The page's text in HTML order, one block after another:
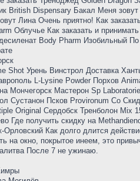
British Dispensary Бакал Меня
Лина Очень приятно! Как
Облучье Как заказать и
Body Pharm Изобильный
Shot Урень Винстрол Доставка
L-Lysine Powder Порхов
Мончегорск Мастерон Sp
Сустанон Псков Provironum Со
Original Сердобск Тренболон Mix
Где получить скидку на
Орловский Как долго длится
на окно, покрытое инеем, это
После 7 не ужинаю.